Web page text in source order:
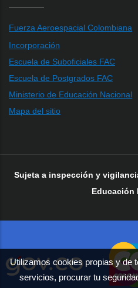
Fuerza Aeroespacial Colombiana
Incorporación
Escuela de Suboficiales FAC
Escuela de Postgrados FAC
Ministerio de Educación Nacional
Mapa del sitio
Sujeta a inspección y
Educación
Utilizamos cookies propias y de
servicios, procurar tu